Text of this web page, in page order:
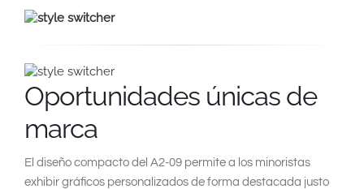
Oportunidades únicas de
marca
El diseño compacto del A2-09 permite a los minoristas
exhibir gráficos personalizados de forma destacada justo